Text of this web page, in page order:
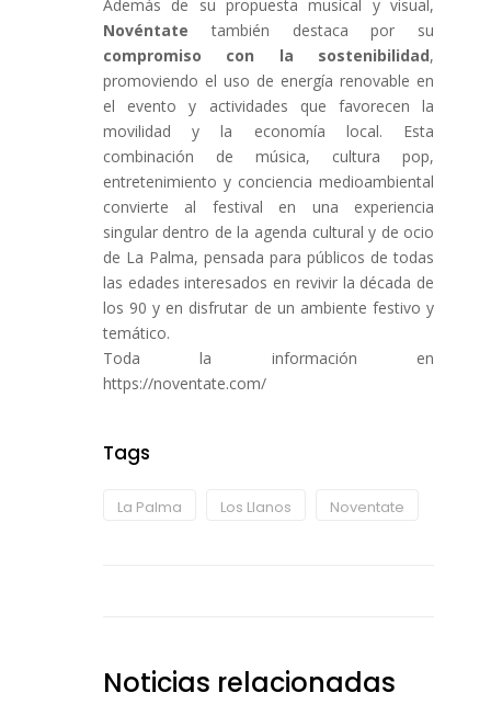
Además de su propuesta musical y visual,
Novéntate también destaca por su
compromiso con la sostenibilidad,
promoviendo el uso de energía renovable en
el evento y actividades que favorecen la
movilidad y la economía local. Esta
combinación de música, cultura pop,
entretenimiento y conciencia medioambiental
convierte al festival en una experiencia
singular dentro de la agenda cultural y de ocio
de La Palma, pensada para públicos de todas
las edades interesados en revivir la década de
los 90 y en disfrutar de un ambiente festivo y
temático.
Toda la información en
https://noventate.com/
Tags
La Palma Los Llanos Noventate
Noticias relacionadas